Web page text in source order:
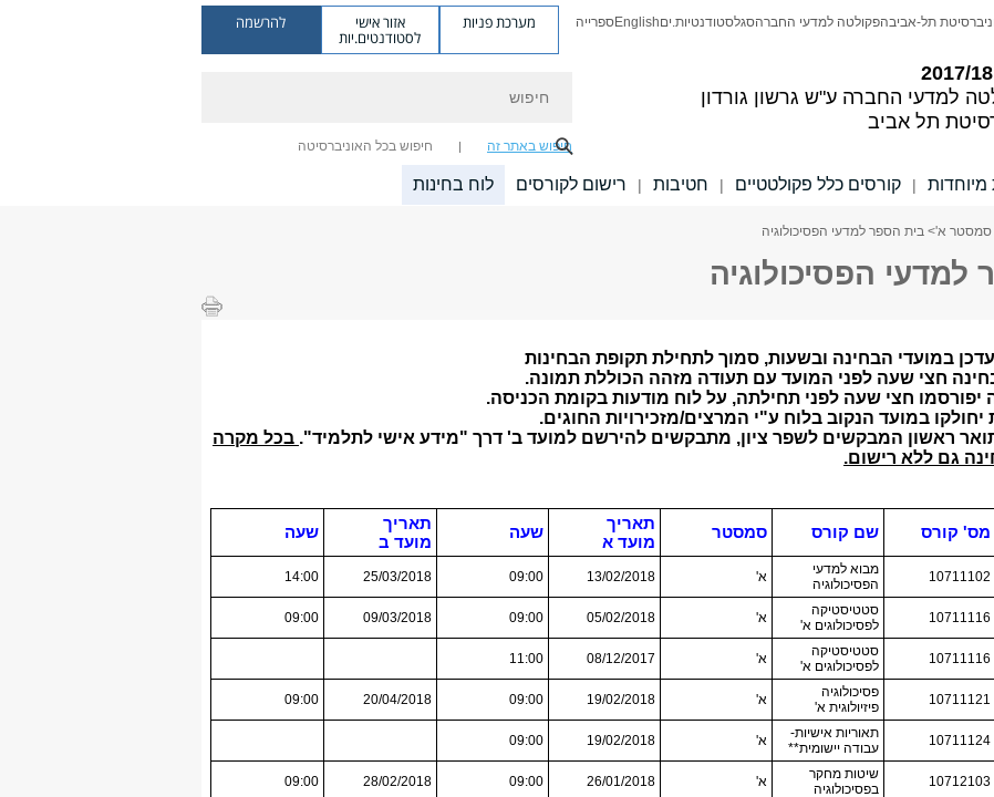
למדעי החברה ע"ש גרשון גורדון
תל אביב
תל-אביבהפקולטה למדעי החברהסגלסטודנטיות.יםEnglishספרייה מערכת פניות אזור אישי
לסטודנטים.יות
להרשמה
חיפוש באתר זה חיפוש בכל האוניברסיטה
מיוחדות | קורסים כלל פקולטטיים | חטיבות | רישום לקורסים לוח בחינות
סמסטר א'> בית הספר למדעי הפסיכולוגיה
למדעי הפסיכולוגיה